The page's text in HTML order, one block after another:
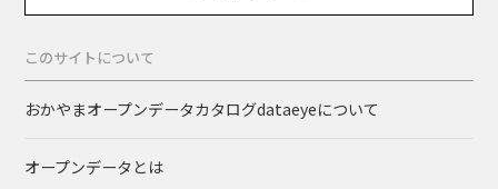
このサイトについて
おかやまオープンデータカタログdataeyeについて
オープンデータとは